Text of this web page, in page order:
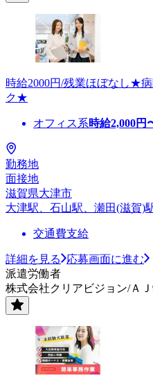
時給2000円/残業ほぼなし★
ク★
オフィス系時給2,000円
勤務地
面接地
滋賀県大津市
大津駅、石山駅、瀬田(滋賀)
交通費支給
詳細を見る
応募画面に進む
派遣労働者
株式会社クリアビジョン/ＡＪ